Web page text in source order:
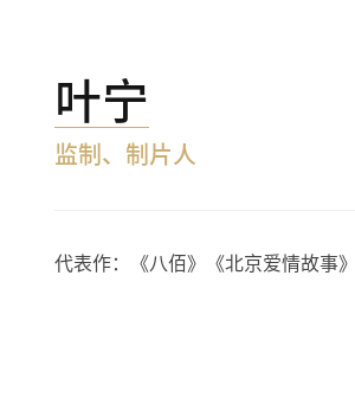
叶宁
监制、制片人
代表作：《八佰》《北京爱情故事